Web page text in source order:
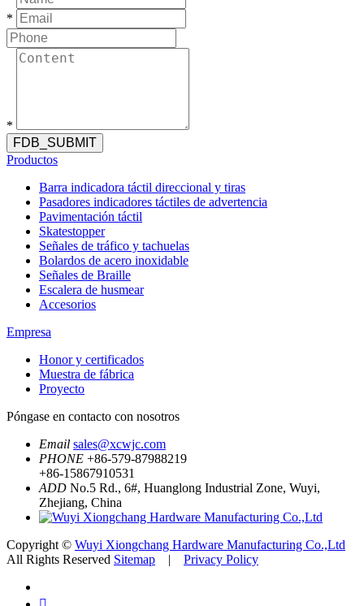
*
*
FDB_SUBMIT
Productos
Barra indicadora táctil direccional y tiras
Pasadores indicadores táctiles de advertencia
Pavimentación táctil
Skatestopper
Señales de tráfico y tachuelas
Bolardos de acero inoxidable
Señales de Braille
Escalera de husmear
Accesorios
Empresa
Honor y certificados
Muestra de fábrica
Proyecto
Póngase en contacto con nosotros
Email sales@xcwjc.com
PHONE +86-579-87988219
+86-15867910531
ADD No.5 Rd., 6#, Huanglong Industrial Zone, Wuyi,
Zhejiang, China
Copyright © Wuyi Xiongchang Hardware Manufacturing Co.,Ltd
All Rights Reserved Sitemap | Privacy Policy